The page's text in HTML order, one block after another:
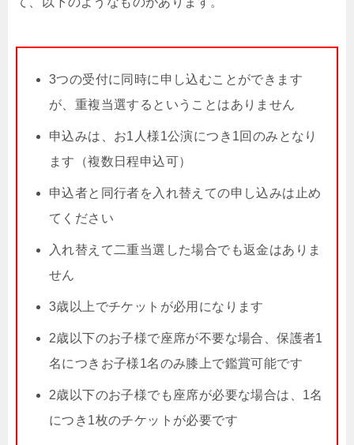
3つの受付に同時に申し込むことができます
が、重複当選するということはありません
申込みは、お1人様1公演につき1回のみとなり
ます（複数日程申込可）
申込者と同行者を入れ替えての申し込みは止め
てください
入れ替えて二重当選した場合でも返金はありま
せん
3歳以上でチケットが必用になります
2歳以下のお子様で座席が不要な場合、保護者1
名につきお子様1名のみ膝上で鑑賞可能です
2歳以下のお子様でも座席が必要な場合は、1名
につき1枚のチケットが必要です